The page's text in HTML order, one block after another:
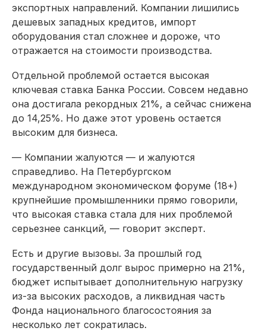
экспортных направлений. Компании лишились
дешевых западных кредитов, импорт
оборудования стал сложнее и дороже, что
отражается на стоимости производства.
Отдельной проблемой остается высокая
ключевая ставка Банка России. Совсем недавно
она достигала рекордных 21%, а сейчас снижена
до 14,25%. Но даже этот уровень остается
высоким для бизнеса.
— Компании жалуются — и жалуются
справедливо. На Петербургском
международном экономическом форуме (18+)
крупнейшие промышленники прямо говорили,
что высокая ставка стала для них проблемой
серьезнее санкций, — говорит эксперт.
Есть и другие вызовы. За прошлый год
государственный долг вырос примерно на 21%,
бюджет испытывает дополнительную нагрузку
из-за высоких расходов, а ликвидная часть
Фонда национального благосостояния за
несколько лет сократилась.